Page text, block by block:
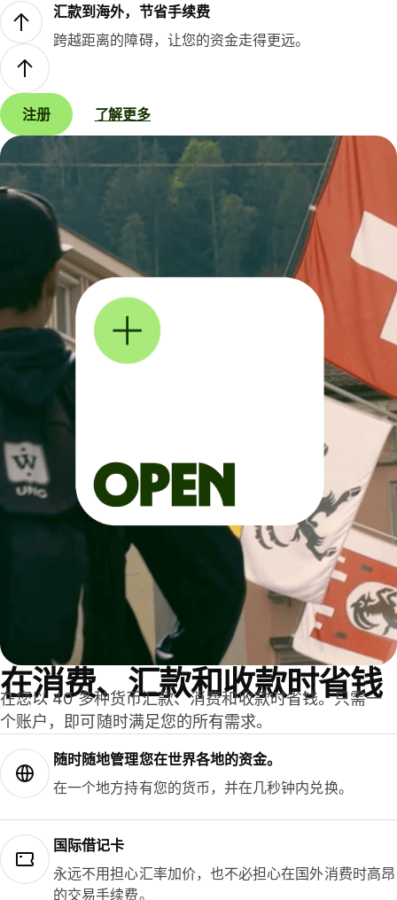
汇款到海外，节省手续费
跨越距离的障碍，让您的资金走得更远。
注册 了解更多
在消费、汇款和收款时省钱
在您以 40 多种货币汇款、消费和收款时省钱。只需一
个账户，即可随时满足您的所有需求。
随时随地管理您在世界各地的资金。
在一个地方持有您的货币，并在几秒钟内兑换。
国际借记卡
永远不用担心汇率加价，也不必担心在国外消费时高昂
的交易手续费。